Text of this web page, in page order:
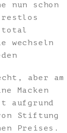
nun schon
restlos
total
wechseln
aber am
Macken
aufgrund
Stiftung
Preises.